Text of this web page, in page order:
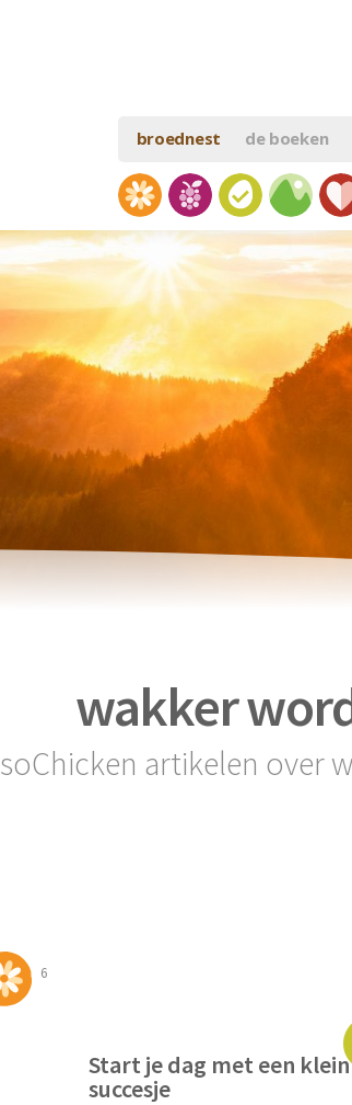
broednest de boeken
wakker
artikelen over
6
Start je dag met een klein
succesje